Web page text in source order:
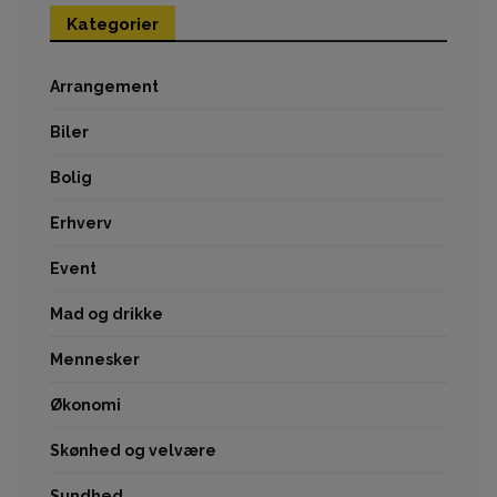
Kategorier
Arrangement
Biler
Bolig
Erhverv
Event
Mad og drikke
Mennesker
Økonomi
Skønhed og velvære